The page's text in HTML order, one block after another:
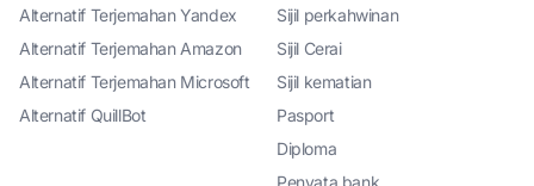
Alternatif Terjemahan Yandex
Alternatif Terjemahan Amazon
Alternatif Terjemahan Microsoft
Alternatif QuillBot
Sijil perkahwinan
Sijil Cerai
Sijil kematian
Pasport
Diploma
Penyata bank